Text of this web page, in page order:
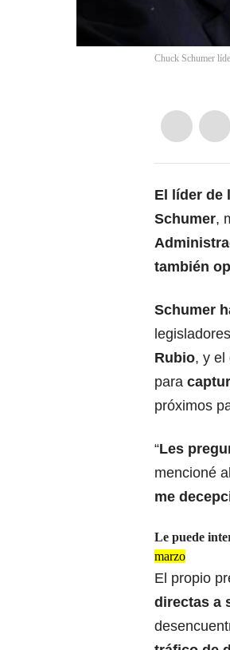
Chuck Schumer
El líder de
Schumer,
también
Schumer
Rubio, y el
para
próximos
“Les
mencioné
me
Le puede
marzo
El propio
directas a